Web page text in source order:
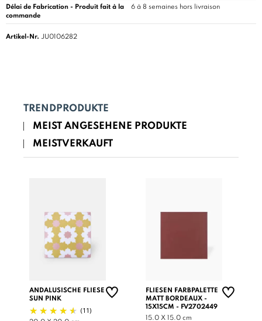
Délai de Fabrication - Produit fait à la
commande
6 à 8 semaines hors livraison
Artikel-Nr. JU0106282
TRENDPRODUKTE
MEIST ANGESEHENE PRODUKTE
MEISTVERKAUFT
ANDALUSISCHE FLIESE
SUN PINK
(11)
FLIESEN FARBPALETTE
MATT BORDEAUX -
15X15CM - FV2702449
15.0 X 15.0 cm